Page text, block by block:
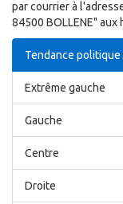
par courrier à
84500 BOLLENE"
Tendance
Extrême gauche
Gauche
Centre
Droite